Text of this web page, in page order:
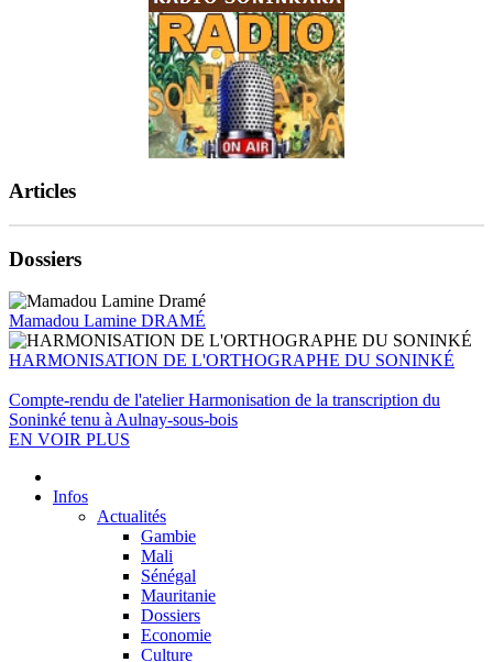
Articles
Dossiers
Mamadou Lamine DRAMÉ
HARMONISATION DE L'ORTHOGRAPHE DU SONINKÉ
Compte-rendu de l'atelier Harmonisation de la transcription du
Soninké tenu à Aulnay-sous-bois
EN VOIR PLUS
Infos
Actualités
Gambie
Mali
Sénégal
Mauritanie
Dossiers
Economie
Culture